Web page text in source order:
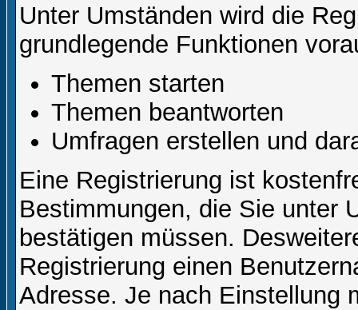
Unter Umständen wird die
grundlegende Funktionen
Themen starten
Themen beantworten
Umfragen erstellen und
Eine Registrierung ist
Bestimmungen, die Sie unter
bestätigen müssen.
Registrierung einen
Adresse. Je nach Einstellung